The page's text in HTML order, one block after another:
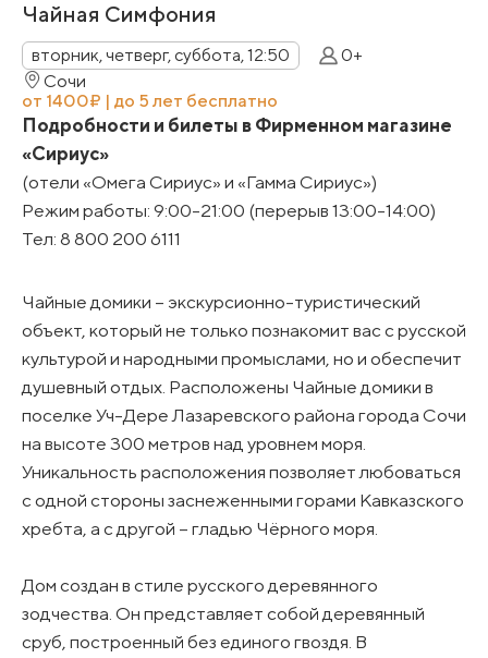
Чайная Симфония
вторник, четверг, суббота, 12:50
0+
Сочи
от 1400₽ | до 5 лет бесплатно
Подробности и билеты в Фирменном магазине
«Сириус»
(отели «Омега Сириус» и «Гамма Сириус»)
Режим работы: 9:00-21:00 (перерыв 13:00-14:00)
Тел: 8 800 200 6111
Чайные домики – экскурсионно-туристический
объект, который не только познакомит вас с русской
культурой и народными промыслами, но и обеспечит
душевный отдых. Расположены Чайные домики в
поселке Уч-Дере Лазаревского района города Сочи
на высоте 300 метров над уровнем моря.
Уникальность расположения позволяет любоваться
с одной стороны заснеженными горами Кавказского
хребта, а с другой – гладью Чёрного моря.
Дом создан в стиле русского деревянного
зодчества. Он представляет собой деревянный
сруб, построенный без единого гвоздя. В